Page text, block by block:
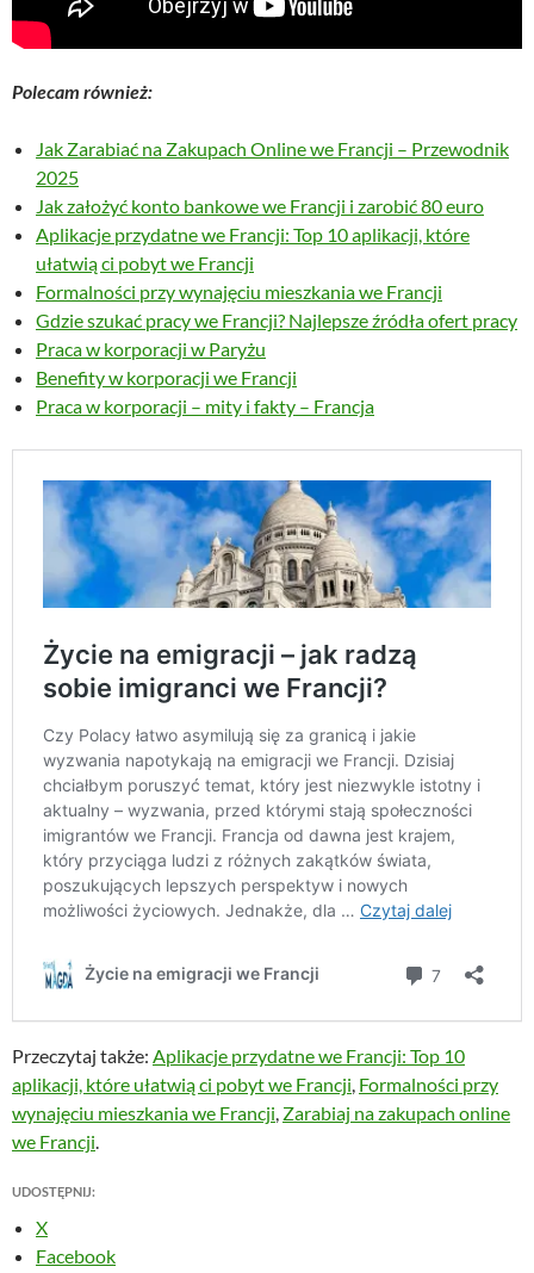
Polecam również:
Jak Zarabiać na Zakupach Online we Francji – Przewodnik
2025
Jak założyć konto bankowe we Francji i zarobić 80 euro
Aplikacje przydatne we Francji: Top 10 aplikacji, które
ułatwią ci pobyt we Francji
Formalności przy wynajęciu mieszkania we Francji
Gdzie szukać pracy we Francji? Najlepsze źródła ofert pracy
Praca w korporacji w Paryżu
Benefity w korporacji we Francji
Praca w korporacji – mity i fakty – Francja
Przeczytaj także: Aplikacje przydatne we Francji: Top 10
aplikacji, które ułatwią ci pobyt we Francji Formalności przy
wynajęciu mieszkania we Francji Zarabiaj na zakupach online
we Francji
UDOSTĘPNIJ:
X
Facebook